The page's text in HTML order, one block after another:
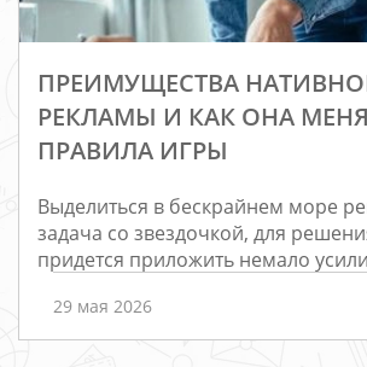
ПРЕИМУЩЕСТВА
РЕКЛАМЫ И КАК ОНА
ПРАВИЛА ИГРЫ
Выделиться в бескрайнем море
задача со звездочкой, для
придется приложить немало
29 мая 2026
Редизайн
Порталы
Интернет-
магазины